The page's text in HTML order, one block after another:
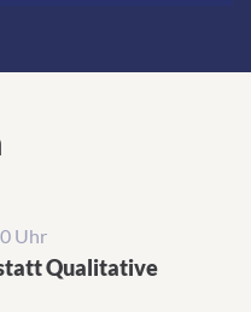
Uhr
Qualitative